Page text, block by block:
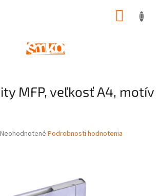
MFP, veľkosť A4, motív
Priemerné
Neohodnotené Podrobnosti hodnotenia